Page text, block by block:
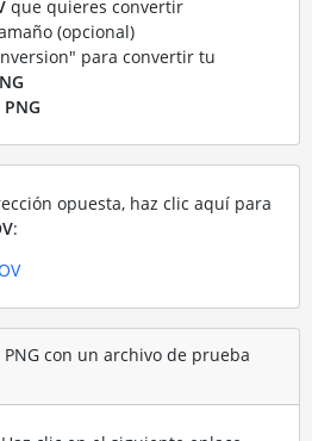
que quieres convertir
(opcional)
para convertir tu
PNG
opuesta, haz clic aquí para
:
con un archivo de prueba